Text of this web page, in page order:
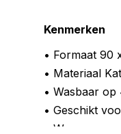
Kenmerken
• Formaat 90
• Materiaal
• Wasbaar
• Geschikt
• Wassen